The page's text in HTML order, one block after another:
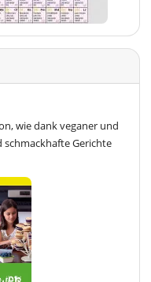
wie dank veganer und
Gerichte